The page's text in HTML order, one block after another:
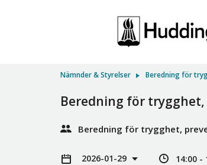
Nämnder & Styrelser Beredning för
Beredning för
Beredning för trygghet,
2026-01-29 14:00 -